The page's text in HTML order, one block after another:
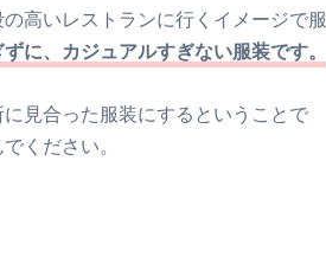
高いレストランに行くイメージで服
に、カジュアルすぎない服装です。
見合った服装にするということで
ください。